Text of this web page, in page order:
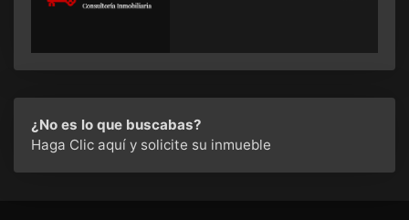
¿No es lo que buscabas?
Haga Clic aquí y solicite su inmueble